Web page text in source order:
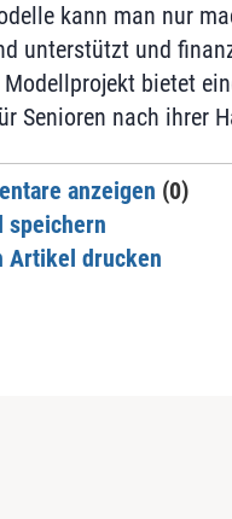
kann man nur
unterstützt und
Modellprojekt bietet
Senioren nach ihrer
anzeigen (0)
speichern
Artikel drucken